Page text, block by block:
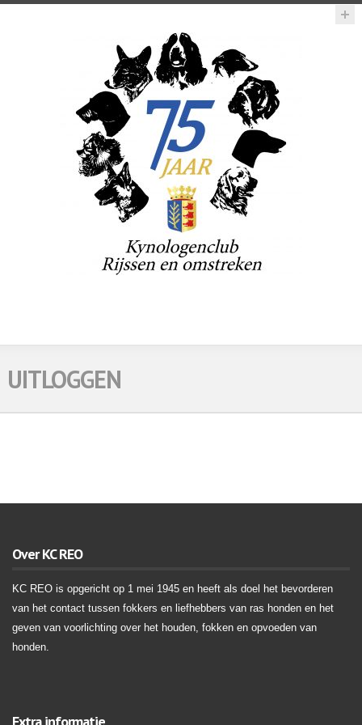
UITLOGGEN
Over KC REO
KC REO is opgericht op 1 mei 1945 en heeft als doel het bevorderen
van het contact tussen fokkers en liefhebbers van ras honden en het
geven van voorlichting over het houden, fokken en opvoeden van
honden.